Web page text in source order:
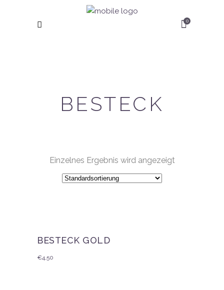
0
BESTECK
Einzelnes Ergebnis wird angezeigt
BESTECK GOLD
€4,50